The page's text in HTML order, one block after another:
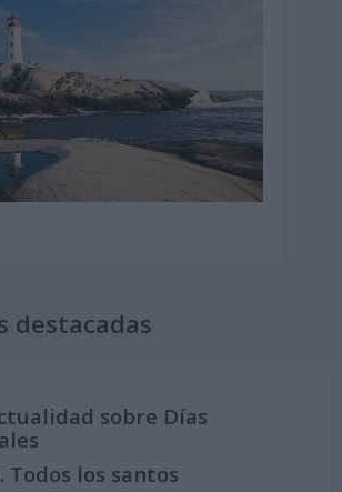
destacadas
sobre Días
Todos los santos